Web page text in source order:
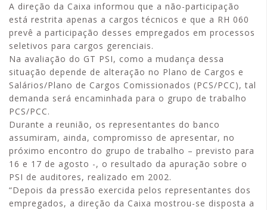
A direção da Caixa informou que a não-participação
está restrita apenas a cargos técnicos e que a RH 060
prevê a participação desses empregados em processos
seletivos para cargos gerenciais.
Na avaliação do GT PSI, como a mudança dessa
situação depende de alteração no Plano de Cargos e
Salários/Plano de Cargos Comissionados (PCS/PCC), tal
demanda será encaminhada para o grupo de trabalho
PCS/PCC.
Durante a reunião, os representantes do banco
assumiram, ainda, compromisso de apresentar, no
próximo encontro do grupo de trabalho – previsto para
16 e 17 de agosto -, o resultado da apuração sobre o
PSI de auditores, realizado em 2002.
“Depois da pressão exercida pelos representantes dos
empregados, a direção da Caixa mostrou-se disposta a